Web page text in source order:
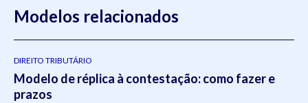
Modelos relacionados
DIREITO TRIBUTÁRIO
Modelo de réplica à contestação: como fazer e
prazos